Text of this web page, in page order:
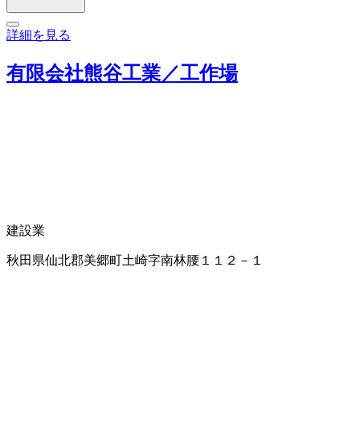
詳細を見る
有限会社熊谷工業／工作場
建設業
秋田県仙北郡美郷町土崎字南林腰１１２－１